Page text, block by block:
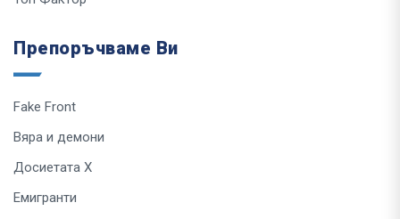
Препоръчваме Ви
Fake Front
Вяра и демони
Досиетата Х
Емигранти